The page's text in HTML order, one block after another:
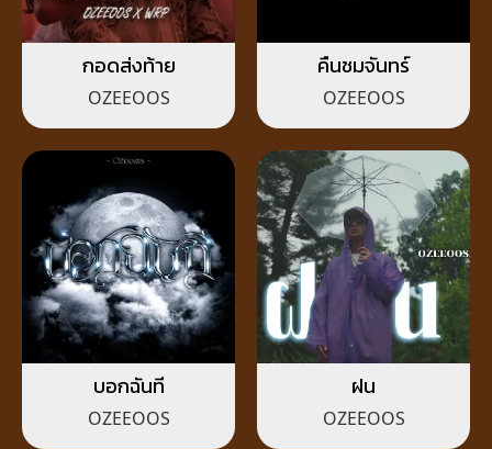
กอดส่งท้าย
OZEEOOS
คืนชมจันทร์
OZEEOOS
บอกฉันที
OZEEOOS
ฝน
OZEEOOS